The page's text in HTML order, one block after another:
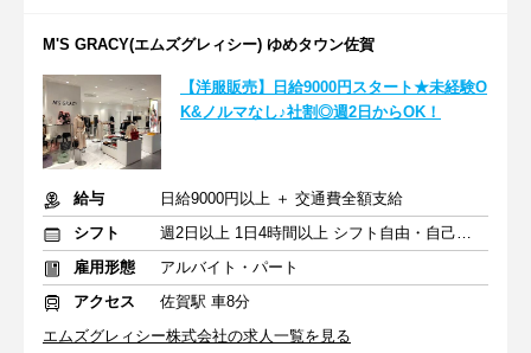
M'S GRACY(エムズグレィシー) ゆめタウン佐賀
【洋服販売】日給9000円スタート★未経験O
K&ノルマなし♪社割◎週2日からOK！
給与
日給9000円以上 ＋ 交通費全額支給
シフト
週2日以上 1日4時間以上 シフト自由・自己申告
雇用形態
アルバイト・パート
アクセス
佐賀駅 車8分
エムズグレィシー株式会社の求人一覧を見る